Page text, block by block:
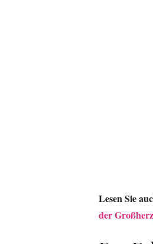
Lesen Sie
der